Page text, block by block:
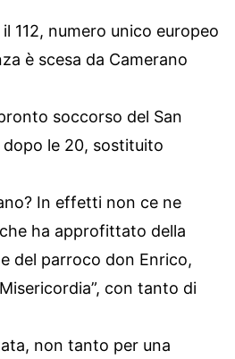
112, numero unico europeo
è scesa da Camerano
soccorso del San
le 20, sostituito
In effetti non ce ne
ha approfittato della
del parroco don Enrico,
con tanto di
non tanto per una